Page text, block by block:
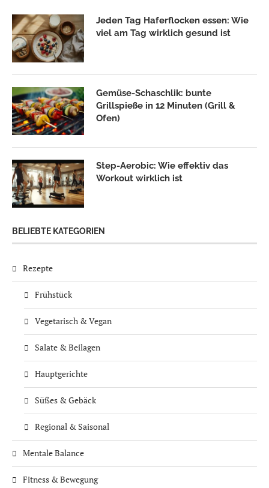
Jeden Tag Haferflocken essen: Wie
viel am Tag wirklich gesund ist
Gemüse-Schaschlik: bunte
Grillspieße in 12 Minuten (Grill &
Ofen)
Step-Aerobic: Wie effektiv das
Workout wirklich ist
BELIEBTE KATEGORIEN
Rezepte
Frühstück
Vegetarisch & Vegan
Salate & Beilagen
Hauptgerichte
Süßes & Gebäck
Regional & Saisonal
Mentale Balance
Fitness & Bewegung